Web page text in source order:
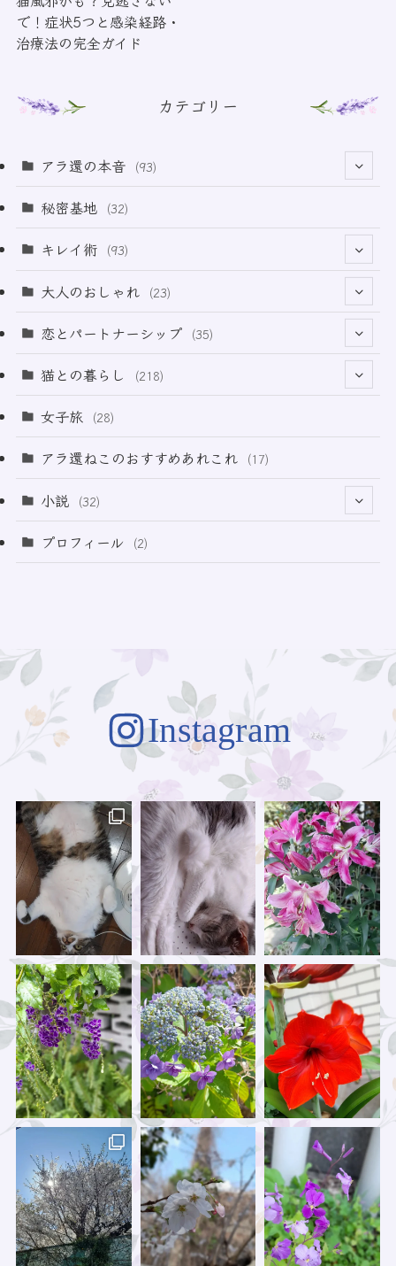
で！症状5つと感染経路・
治療法の完全ガイド
カテゴリー
アラ還の本音 (93)
(69)
秘密基地 (32)
キレイ術 (93)
(32)
(49)
大人のおしゃれ (23)
(21)
(2)
恋とパートナーシップ (35)
(32)
(3)
猫との暮らし (218)
(21)
(73)
女子旅 (28)
アラ還ねこのおすすめあれこれ (17)
小説 (32)
プロフィール (2)
Instagram